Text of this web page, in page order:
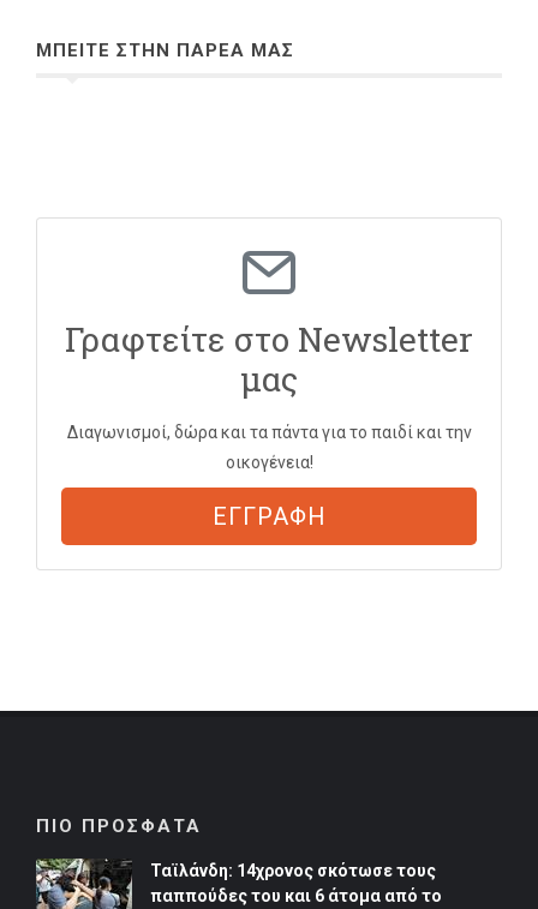
ΜΠΕΙΤΕ ΣΤΗΝ ΠΑΡΕΑ ΜΑΣ
Γραφτείτε στο Newsletter
μας
Διαγωνισμοί, δώρα και τα πάντα για το παιδί και την
οικογένεια!
ΕΓΓΡΑΦΗ
ΠΙΟ ΠΡΟΣΦΑΤΑ
Ταϊλάνδη: 14χρονος σκότωσε τους
παππούδες του και 6 άτομα από το